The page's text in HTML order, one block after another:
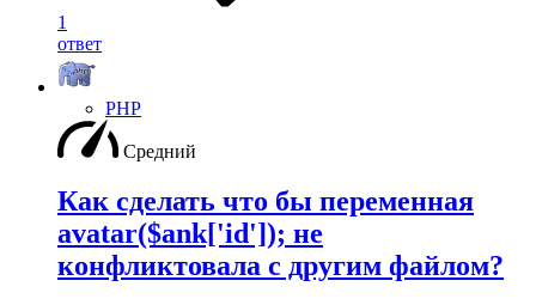
1
ответ
PHP
Средний
Как сделать что бы переменная
avatar($ank['id']); не
конфликтовала с другим файлом?